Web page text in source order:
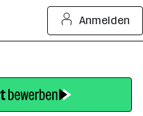
Anmelden